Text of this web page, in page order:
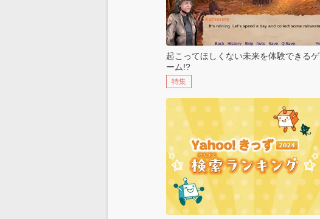
起こってほしくない未来を体験できるゲ
ーム!?
特集